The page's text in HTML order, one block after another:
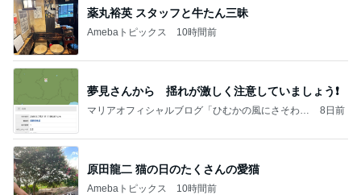
薬丸裕英 スタッフと牛たん三昧
Amebaトピックス 10時間前
夢見さんから 揺れが激しく注意していましょう❗️
マリアオフィシャルブログ「ひむかの風にさそわれ
8日前
原田龍二 猫の日のたくさんの愛猫
Amebaトピックス 10時間前